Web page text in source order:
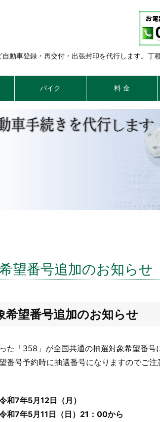
動車登録・再交付・出張封印を代行します。丁
バイク 料 金
望番号追加のお知らせ
希望番号追加のお知らせ
た「358」が全国共通の抽選対象希望番号
番号予約時に抽選番号になりますのでご
7年5月12日（月）
和7年5月11日（日）21：00から